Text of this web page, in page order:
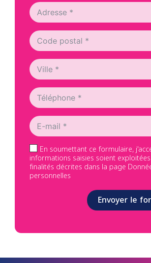
En soumettant ce formulaire,
informations saisies soient
finalités décrites dans la page
personnelles
Envoyer le